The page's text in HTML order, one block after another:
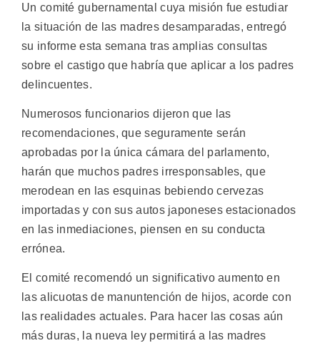
Un comité gubernamental cuya misión fue estudiar
la situación de las madres desamparadas, entregó
su informe esta semana tras amplias consultas
sobre el castigo que habría que aplicar a los padres
delincuentes.
Numerosos funcionarios dijeron que las
recomendaciones, que seguramente serán
aprobadas por la única cámara del parlamento,
harán que muchos padres irresponsables, que
merodean en las esquinas bebiendo cervezas
importadas y con sus autos japoneses estacionados
en las inmediaciones, piensen en su conducta
errónea.
El comité recomendó un significativo aumento en
las alicuotas de manuntención de hijos, acorde con
las realidades actuales. Para hacer las cosas aún
más duras, la nueva ley permitirá a las madres